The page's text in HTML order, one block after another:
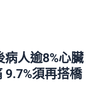
人逾8%心臟
9.7%須再搭橋